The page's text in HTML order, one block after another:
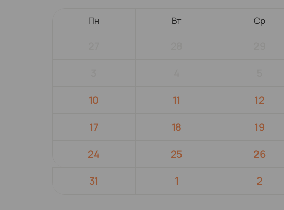
Пн Вт Ср
10
11 12
17
18 19
24
25 26
31
1 2